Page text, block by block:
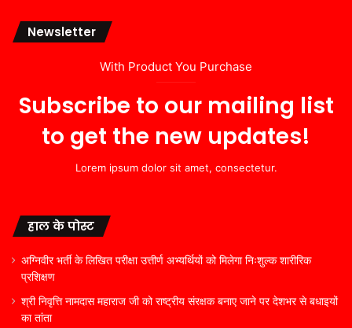
Newsletter
With Product You Purchase
Subscribe to our mailing list
to get the new updates!
Lorem ipsum dolor sit amet, consectetur.
हाल के पोस्ट
अग्निवीर भर्ती के लिखित परीक्षा उत्तीर्ण अभ्यर्थियों को मिलेगा निःशुल्क शारीरिक
प्रशिक्षण
श्री निवृत्ति नामदास महाराज जी को राष्ट्रीय संरक्षक बनाए जाने पर देशभर से बधाइयों
का तांता